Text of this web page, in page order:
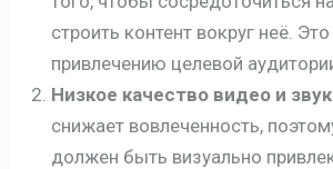
строить контент вокруг неё.
привлечению целевой
Низкое качество видео и
снижает вовлеченность,
должен быть визуально